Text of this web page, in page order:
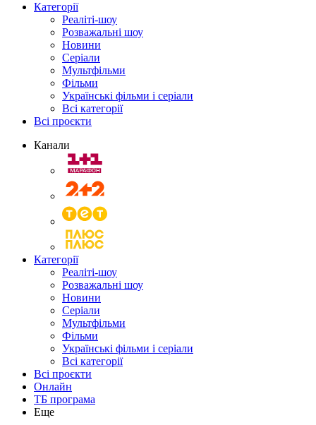
Категорії
Реаліті-шоу
Розважальні шоу
Новини
Серіали
Мультфільми
Фільми
Українські фільми і серіали
Всі категорії
Всі проєкти
Канали
Категорії
Реаліті-шоу
Розважальні шоу
Новини
Серіали
Мультфільми
Фільми
Українські фільми і серіали
Всі категорії
Всі проєкти
Онлайн
ТБ програма
Еще